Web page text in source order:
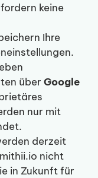
keine
Ihre
über Google
nur mit
derzeit
nicht
in Zukunft für